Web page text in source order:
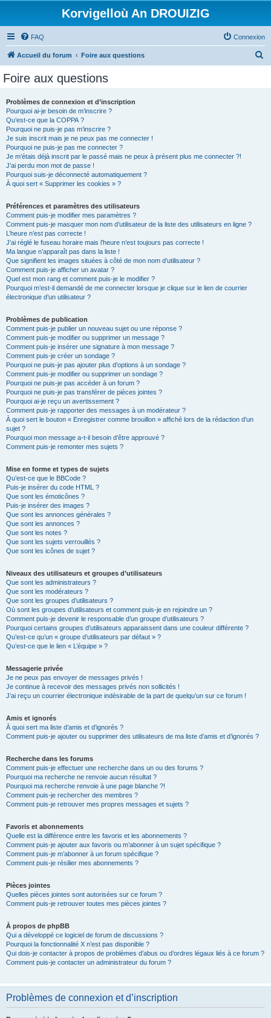
Korvigelloù An DROUIZIG
FAQ Connexion
Accueil du forum Foire aux questions
Foire aux questions
Problèmes de connexion et d’inscription
Pourquoi ai-je besoin de m’inscrire ?
Qu’est-ce que la COPPA ?
Pourquoi ne puis-je pas m’inscrire ?
Je suis inscrit mais je ne peux pas me connecter !
Pourquoi ne puis-je pas me connecter ?
Je m’étais déjà inscrit par le passé mais ne peux à présent plus me connecter ?!
J’ai perdu mon mot de passe !
Pourquoi suis-je déconnecté automatiquement ?
À quoi sert « Supprimer les cookies » ?
Préférences et paramètres des utilisateurs
Comment puis-je modifier mes paramètres ?
Comment puis-je masquer mon nom d’utilisateur de la liste des utilisateurs en ligne ?
L’heure n’est pas correcte !
J’ai réglé le fuseau horaire mais l’heure n’est toujours pas correcte !
Ma langue n’apparaît pas dans la liste !
Que signifient les images situées à côté de mon nom d’utilisateur ?
Comment puis-je afficher un avatar ?
Quel est mon rang et comment puis-je le modifier ?
Pourquoi m’est-il demandé de me connecter lorsque je clique sur le lien de courrier
électronique d’un utilisateur ?
Problèmes de publication
Comment puis-je publier un nouveau sujet ou une réponse ?
Comment puis-je modifier ou supprimer un message ?
Comment puis-je insérer une signature à mon message ?
Comment puis-je créer un sondage ?
Pourquoi ne puis-je pas ajouter plus d’options à un sondage ?
Comment puis-je modifier ou supprimer un sondage ?
Pourquoi ne puis-je pas accéder à un forum ?
Pourquoi ne puis-je pas transférer de pièces jointes ?
Pourquoi ai-je reçu un avertissement ?
Comment puis-je rapporter des messages à un modérateur ?
À quoi sert le bouton « Enregistrer comme brouillon » affiché lors de la rédaction d’un
sujet ?
Pourquoi mon message a-t-il besoin d’être approuvé ?
Comment puis-je remonter mes sujets ?
Mise en forme et types de sujets
Qu’est-ce que le BBCode ?
Puis-je insérer du code HTML ?
Que sont les émoticônes ?
Puis-je insérer des images ?
Que sont les annonces générales ?
Que sont les annonces ?
Que sont les notes ?
Que sont les sujets verrouillés ?
Que sont les icônes de sujet ?
Niveaux des utilisateurs et groupes d’utilisateurs
Que sont les administrateurs ?
Que sont les modérateurs ?
Que sont les groupes d’utilisateurs ?
Où sont les groupes d’utilisateurs et comment puis-je en rejoindre un ?
Comment puis-je devenir le responsable d’un groupe d’utilisateurs ?
Pourquoi certains groupes d’utilisateurs apparaissent dans une couleur différente ?
Qu’est-ce qu’un « groupe d’utilisateurs par défaut » ?
Qu’est-ce que le lien « L’équipe » ?
Messagerie privée
Je ne peux pas envoyer de messages privés !
Je continue à recevoir des messages privés non sollicités !
J’ai reçu un courrier électronique indésirable de la part de quelqu’un sur ce forum !
Amis et ignorés
À quoi sert ma liste d’amis et d’ignorés ?
Comment puis-je ajouter ou supprimer des utilisateurs de ma liste d’amis et d’ignorés ?
Recherche dans les forums
Comment puis-je effectuer une recherche dans un ou des forums ?
Pourquoi ma recherche ne renvoie aucun résultat ?
Pourquoi ma recherche renvoie à une page blanche ?!
Comment puis-je rechercher des membres ?
Comment puis-je retrouver mes propres messages et sujets ?
Favoris et abonnements
Quelle est la différence entre les favoris et les abonnements ?
Comment puis-je ajouter aux favoris ou m’abonner à un sujet spécifique ?
Comment puis-je m’abonner à un forum spécifique ?
Comment puis-je résilier mes abonnements ?
Pièces jointes
Quelles pièces jointes sont autorisées sur ce forum ?
Comment puis-je retrouver toutes mes pièces jointes ?
À propos de phpBB
Qui a développé ce logiciel de forum de discussions ?
Pourquoi la fonctionnalité X n’est pas disponible ?
Qui dois-je contacter à propos de problèmes d’abus ou d’ordres légaux liés à ce forum ?
Comment puis-je contacter un administrateur du forum ?
Problèmes de connexion et d’inscription